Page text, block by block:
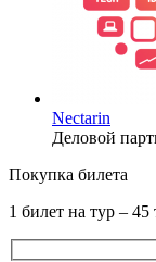
Nectarin
Деловой
Покупка билета
1 билет на тур – 45